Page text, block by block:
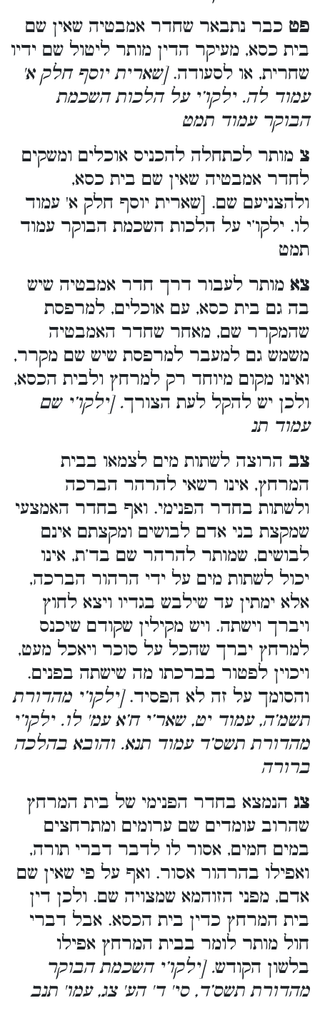
פט כבר נתבאר שחדר אמבטיה שאין שם
בית כסא, מעיקר הדין מותר ליטול שם ידיו
שחרית, או לסעודה.[שארית יוסף חלק א'
עמוד לה. ילקו’י על הלכות השכמת
הבוקר עמוד תמט
צ מותר לכתחלה להכניס אוכלים ומשקים
לחדר אמבטיה שאין שם בית כסא,
ולהצניעם שם. [שארית יוסף חלק א' עמוד
לו. ילקו’י על הלכות השכמת הבוקר עמוד
תמט
צא מותר לעבור דרך חדר אמבטיה שיש
בה גם בית כסא, עם אוכלים, למרפסת
שהמקרר שם, מאחר שחדר האמבטיה
משמש גם למעבר למרפסת שיש שם מקרר,
ואינו מקום מיוחד רק למרחץ ולבית הכסא,
ולכן יש להקל לעת הצורך. [ילקו’י שם
עמוד תנ
צב הרוצה לשתות מים לצמאו בבית
המרחץ, אינו רשאי להרהר הברכה
ולשתות בחדר הפנימי. ואף בחדר האמצעי
שמקצת בני אדם לבושים ומקצתם אינם
לבושים, שמותר להרהר שם בד’ת, אינו
יכול לשתות מים על ידי הרהור הברכה,
אלא ימתין עד שילבש בגדיו ויצא לחוץ
ויברך וישתה. ויש מקילין שקודם שיכנס
למרחץ יברך שהכל על סוכר ויאכל מעט,
ויכוין לפטור בברכתו מה שישתה בפנים.
והסומך על זה לא הפסיד.[ילקו’י מהדורת
תשמ’ה, עמוד יט, שאר’י ח’א עמ' לו. ילקו’י
מהדורת תשס’ד עמוד תנא. והובא בהלכה
ברורה
צג הנמצא בחדר הפנימי של בית המרחץ
שהרוב עומדים שם ערומים ומתרחצים
במים חמים, אסור לו לדבר דברי תורה,
ואפילו בהרהור אסור. ואף על פי שאין שם
אדם, מפני הזוהמא שמצויה שם. ולכן דין
בית המרחץ כדין בית הכסא. אבל דברי
חול מותר לומר בבית המרחץ אפילו
בלשון הקודש. [ילקו’י השכמת הבוקר
מהדורת תשס’ד, סי' ד' הע' צג, עמו' תנב